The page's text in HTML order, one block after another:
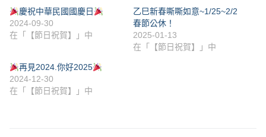
慶祝中華民國國慶日
2024-09-30
在「【節日祝賀】」中
乙巳新春嘶嘶如意~1/25~2/2
春節公休！
2025-01-13
在「【節日祝賀】」中
再見2024.你好2025
2024-12-30
在「【節日祝賀】」中